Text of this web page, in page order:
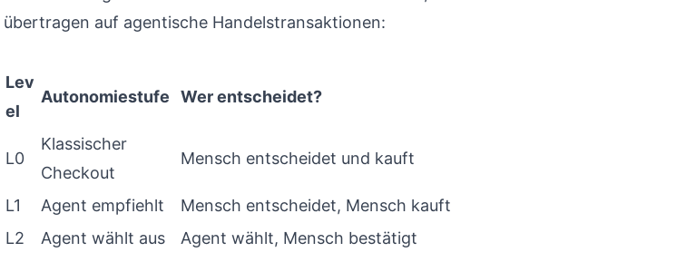
übertragen auf agentische Handelstransaktionen:
Lev
el
Autonomiestufe Wer entscheidet?
L0
Klassischer
Checkout
Mensch entscheidet und kauft
L1 Agent empfiehlt
Mensch entscheidet, Mensch kauft
L2
Agent wählt aus Agent wählt, Mensch bestätigt